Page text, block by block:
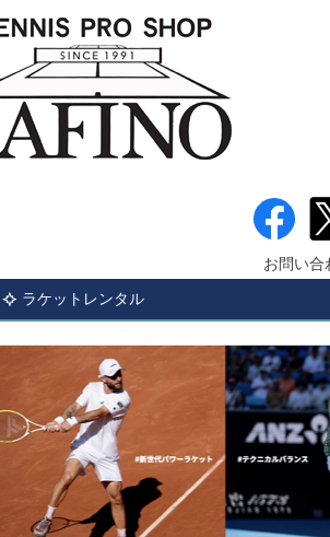
お問い合
ラケットレンタル